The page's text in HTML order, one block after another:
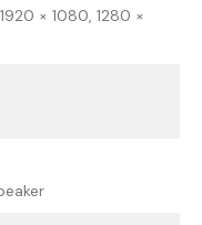
× 1080, 1280 ×